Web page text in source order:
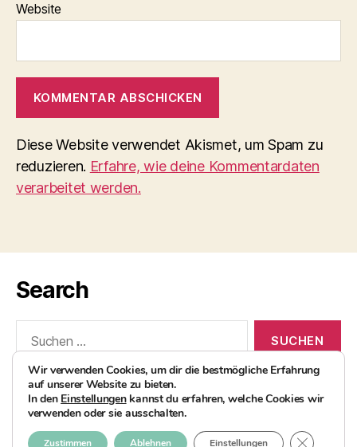
Website
Diese Website verwendet Akismet, um Spam zu
reduzieren. Erfahre, wie deine Kommentardaten
verarbeitet werden.
Search
nach:
© 2026AvocadoBanane Foodblog
Wir verwenden Cookies, um dir die bestmögliche Erfahrung
auf unserer Website zu bieten.
In den Einstellungenkannst du erfahren, welche Cookies wir
verwenden oder sie ausschalten.
Zustimmen Ablehnen Einstellungen GDPR